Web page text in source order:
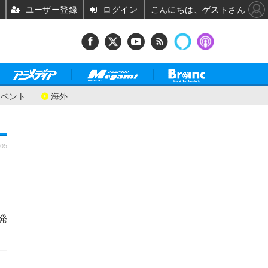
ント 海外
ユーザー登録 ログイン こんにちは、ゲストさん